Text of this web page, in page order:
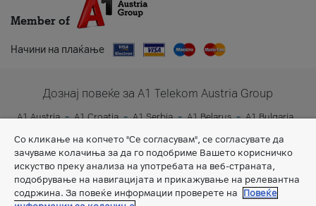
Member of
Начини на плаќање
Дознај повеќе за A1 Telekom Austria Group
A1 Austria A1 Croatia A1 Serbia A1 Belarus
A1 Bulgaria
Со кликање на копчето "Се согласувам", се согласувате да
зачуваме колачиња за да го подобриме Вашето корисничко
искуство преку анализа на употребата на веб-страната,
подобрување на навигацијата и прикажување на релевантна
содржина. За повеќе информации проверете на
Повеќе